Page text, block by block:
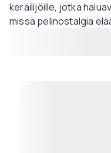
keräilijöille, jotka
missä pelinostalgia